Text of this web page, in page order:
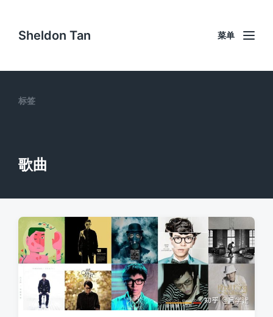
Sheldon Tan 菜单
标签
歌曲